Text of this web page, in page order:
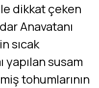
dikkat çeken
Anavatanı
sıcak
yapılan susam
tohumlarının